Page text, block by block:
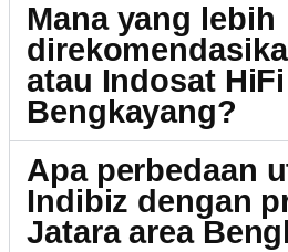
Mana yang lebih
atau Indosat
Bengkayang?
Apa perbedaan
Indibiz dengan
Jatara area